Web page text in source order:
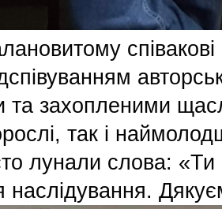
та захопленими
так і
лунали слова: